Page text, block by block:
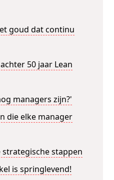
goud dat continu
50 jaar Lean
managers zijn?'
die elke manager
stappen
is springlevend!